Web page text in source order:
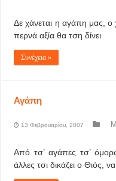
Δε χάνεται η αγάπη μας, ο
περνά αξία θα τση δίνει
Συνέχεια »
Αγάπη
13 Φεβρουαρίου, 2007
Από τσ’ αγάπες τσ’
άλλες τσι δικάζει ο Θιός,